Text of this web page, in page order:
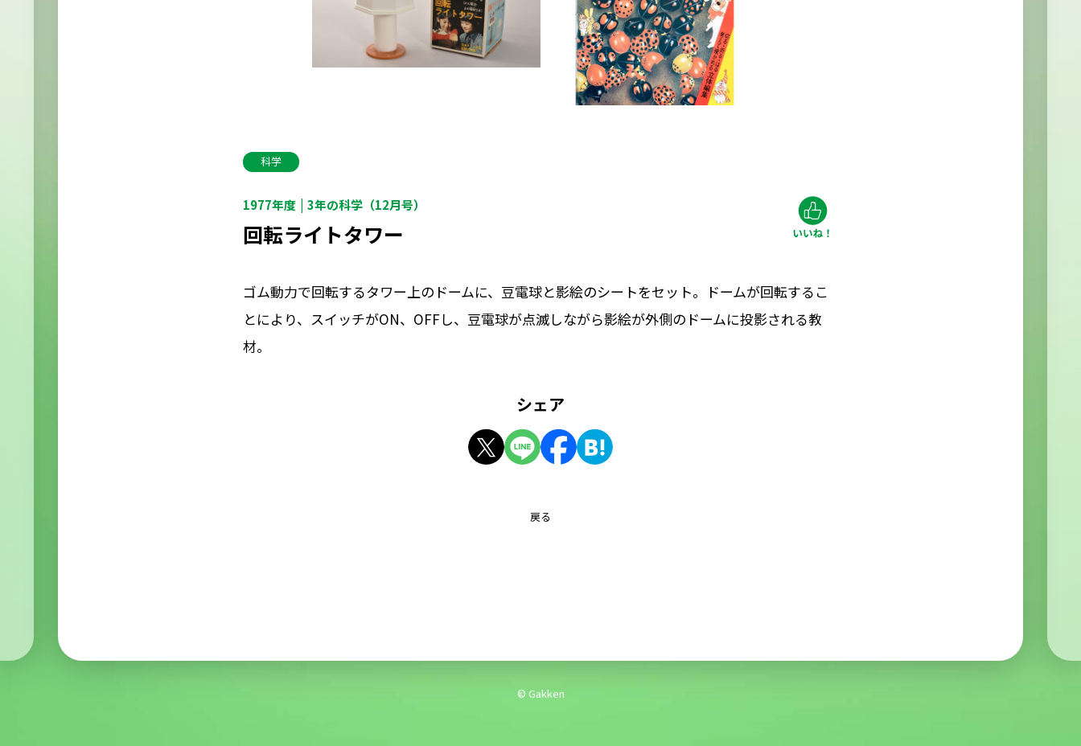
科学
1977年度 3年の科学（12月号）
回転ライトタワー
ゴム動力で回転するタワー上のドームに、豆電球と影絵のシートをセット。ドームが回転するこ
とにより、スイッチがON、OFFし、豆電球が点滅しながら影絵が外側のドームに投影される教
材。
シェア
戻る
© Gakken